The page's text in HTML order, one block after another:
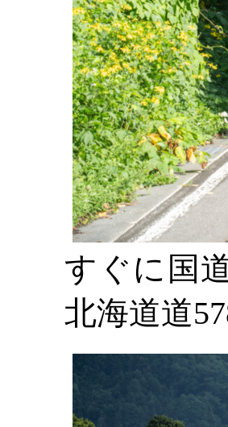
すぐに国
北海道道